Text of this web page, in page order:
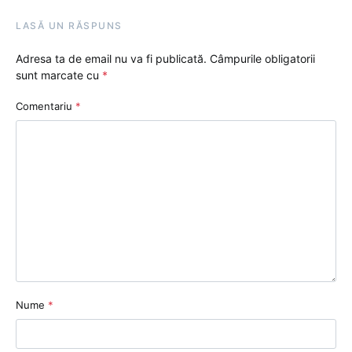
LASĂ UN RĂSPUNS
Adresa ta de email nu va fi publicată. Câmpurile obligatorii
sunt marcate cu *
Comentariu *
Nume *